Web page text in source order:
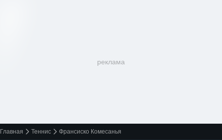
реклама
Главная Теннис Франсиско Комесанья